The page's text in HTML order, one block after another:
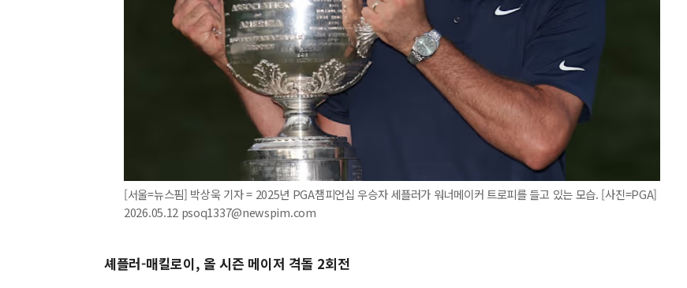
[서울=뉴스핌] 박상욱 기자 = 2025년 PGA챔피언십 우승자 세플러가 워너메이커 트로피를 들고 있는 모습. [사진=PGA]
2026.05.12 psoq1337@newspim.com
셰플러-매킬로이, 올 시즌 메이저 격돌 2회전